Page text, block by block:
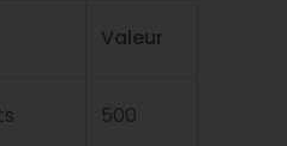
Valeur
500